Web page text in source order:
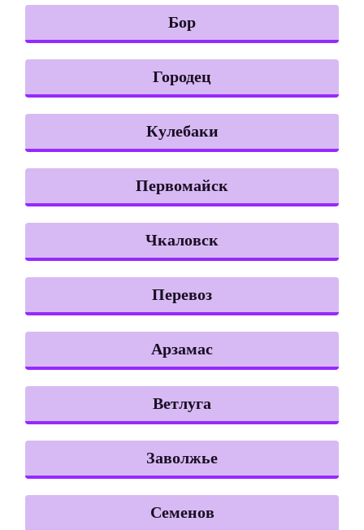
Бор
Городец
Кулебаки
Первомайск
Чкаловск
Перевоз
Арзамас
Ветлуга
Заволжье
Семенов